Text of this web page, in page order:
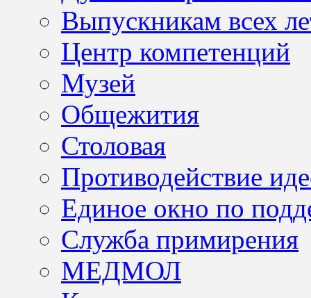
Выпускникам всех
Центр компетенций
Музей
Общежития
Столовая
Противодействие
Единое окно по
Служба примирения
МЕДМОЛ